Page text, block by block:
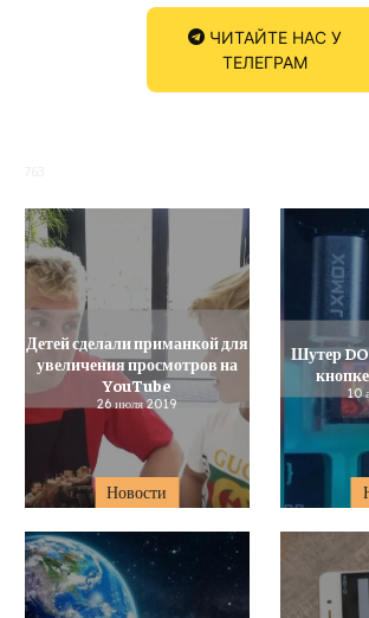
ЧИТАЙТЕ НАС У
ТЕЛЕГРАМ
Новости
Детей сделали приманкой для
увеличения просмотров на
YouTube
26 июля 2019
Шутер
10